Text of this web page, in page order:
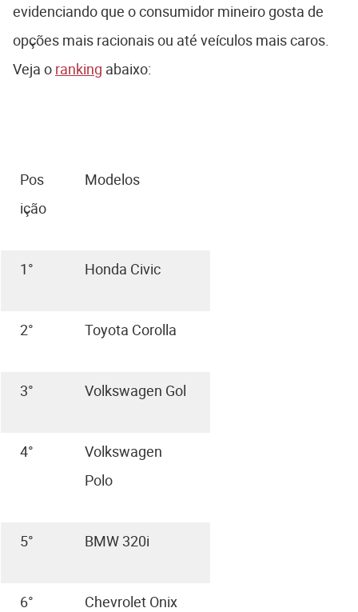
evidenciando que o consumidor mineiro gosta de
opções mais racionais ou até veículos mais caros.
Veja o ranking abaixo:
Pos
ição
Modelos
1° Honda Civic
2° Toyota Corolla
3° Volkswagen Gol
4°
Volkswagen
Polo
5° BMW 320i
6° Chevrolet Onix